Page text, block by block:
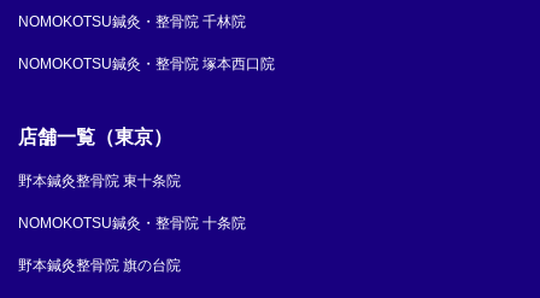
NOMOKOTSU鍼灸・整骨院 千林院
NOMOKOTSU鍼灸・整骨院 塚本西口院
店舗一覧（東京）
野本鍼灸整骨院 東十条院
NOMOKOTSU鍼灸・整骨院 十条院
野本鍼灸整骨院 旗の台院